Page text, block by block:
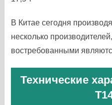
В Китае сегодня
несколько
востребованными
Технические